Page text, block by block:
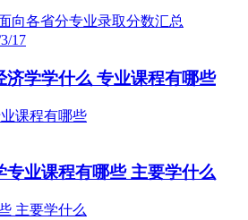
17
济学学什么 专业课程有哪些
专业课程有哪些 主要学什么